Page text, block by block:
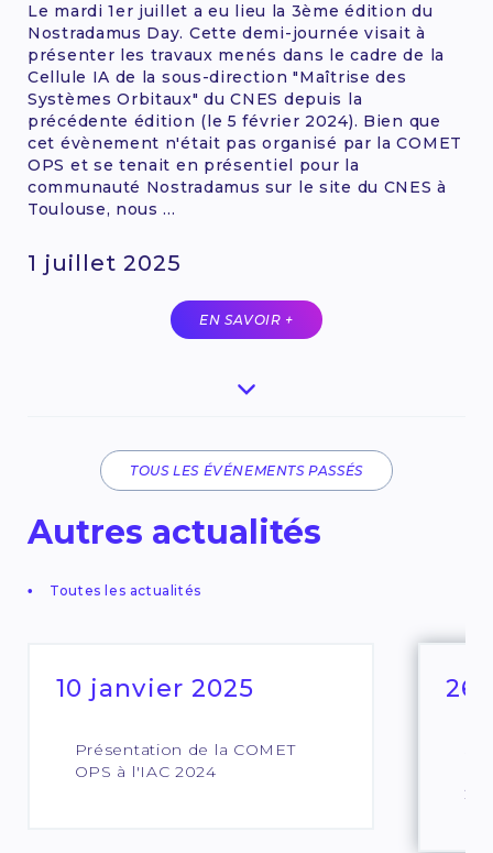
1 juillet 2025
Le mardi 1er juillet a eu lieu la 3ème édition du
Nostradamus Day. Cette demi-journée visait à
présenter les travaux menés dans le cadre de la
Cellule IA de la sous-direction "Maîtrise des
Systèmes Orbitaux" du CNES depuis la
précédente édition (le 5 février 2024). Bien que
cet évènement n'était pas organisé par la COMET
OPS et se tenait en présentiel pour la
communauté Nostradamus sur le site du CNES à
Toulouse, nous ...
EN SAVOIR +
TOUS LES ÉVÉNEMENTS PASSÉS
Autres actualités
Toutes les actualités
10 janvier 2025
Présentation de la COMET
OPS à l'IAC 2024
26